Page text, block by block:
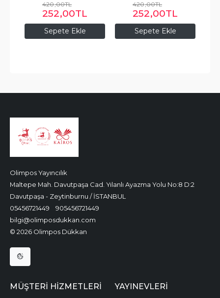
Sepete Ekle
420,00TL
252,00TL
Sepete Ekle
420,00TL
252,00TL
Olimpos Yayıncılık
Maltepe Mah. Davutpaşa Cad. Yılanlı Ayazma Yolu No:8 D:2
Davutpaşa - Zeytinburnu / İSTANBUL
05456721449
905456721449
bilgi@olimposdukkan.com
© 2026 Olimpos Dükkan
MÜŞTERI HIZMETLERI YAYINEVLERI